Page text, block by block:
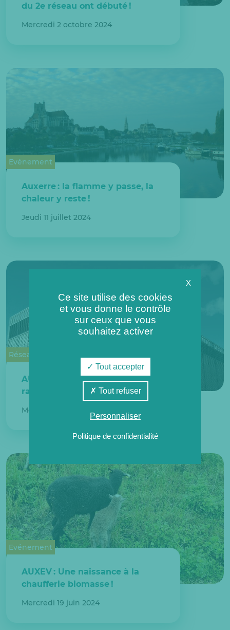
du 2e réseau ont débuté !
Mercredi 2 octobre 2024
Evénement
Auxerre : la flamme y passe, la
chaleur y reste !
Jeudi 11 juillet 2024
Réseaux de chaleur urbains
AUXEV : de nouveaux bâtiments
raccordés cet été à Auxerre !
Mercredi 3 juillet 2024
Evénement
AUXEV : Une naissance à la
chaufferie biomasse !
Mercredi 19 juin 2024
X
Ce site utilise des cookies
et vous donne le contrôle
sur ceux que vous
souhaitez activer
Tout accepter
Tout refuser
Personnaliser
Politique de confidentialité